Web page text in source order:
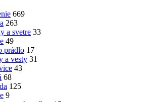
669
263
a svetre 33
49
prádlo 17
a vesty 31
43
68
125
9